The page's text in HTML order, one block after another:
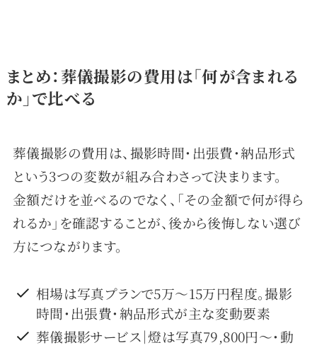
まとめ：葬儀撮影の費用は「何が含まれる
か」で比べる
葬儀撮影の費用は、撮影時間・出張費・納品形式
という3つの変数が組み合わさって決まります。
金額だけを並べるのでなく、「その金額で何が得ら
れるか」を確認することが、後から後悔しない選び
方につながります。
相場は写真プランで5万〜15万円程度。撮影
時間・出張費・納品形式が主な変動要素
葬儀撮影サービス｜燈は写真79,800円〜・動
料金一覧 依頼・相談はこちら